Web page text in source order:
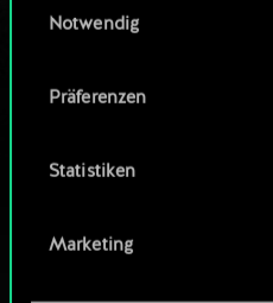
Cookies erfordert
Alle Details zu unserer
findest du unten im
um das Thema Cookies
Notwendig
Präferenzen
Statistiken
Marketing
Community-